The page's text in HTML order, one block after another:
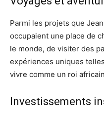
Parmi les projets que
occupaient une place de
le monde, de visiter des
expériences uniques
vivre comme un roi
Investissements